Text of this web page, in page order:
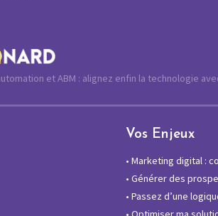
et ABM : alignez enfin la technologie
Vos Enjeux
• Marketing digital :
• Générer des
• Passez d’une